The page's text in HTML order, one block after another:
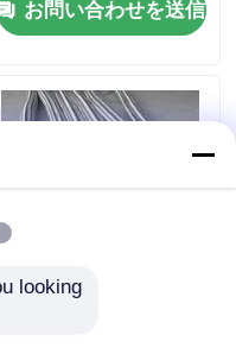
お問い合わせを送信
looking